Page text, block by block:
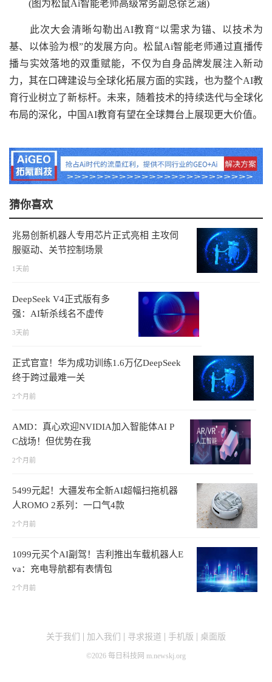
(图为松鼠Ai智能老师高级常务副总徐艺涵)
此次大会清晰勾勒出AI教育“以需求为锚、以技术为
基、以体验为根”的发展方向。松鼠Ai智能老师通过直播传
播与实效落地的双重赋能，不仅为自身品牌发展注入新动
力，其在口碑建设与全球化拓展方面的实践，也为整个AI教
育行业树立了新标杆。未来，随着技术的持续迭代与全球化
布局的深化，中国AI教育有望在全球舞台上展现更大价值。
猜你喜欢
兆易创新机器人专用芯片正式亮相 主攻伺
服驱动、关节控制场景
1天前
DeepSeek V4正式版有多
强：AI斩杀线名不虚传
3天前
正式官宣！华为成功训练1.6万亿DeepSeek
终于跨过最难一关
2个月前
AMD：真心欢迎NVIDIA加入智能体AI P
C战场！但优势在我
2个月前
5499元起！大疆发布全新AI超幅扫拖机器
人ROMO 2系列：一口气4款
2个月前
1099元买个AI副驾！吉利推出车载机器人E
va：充电导航都有表情包
2个月前
关于我们 加入我们 寻求报道 手机版 桌面版
©2026 每日科技网 m.newskj.org